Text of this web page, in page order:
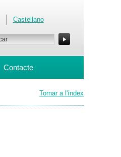
Castellano
Contacte
Tornar a l'índex